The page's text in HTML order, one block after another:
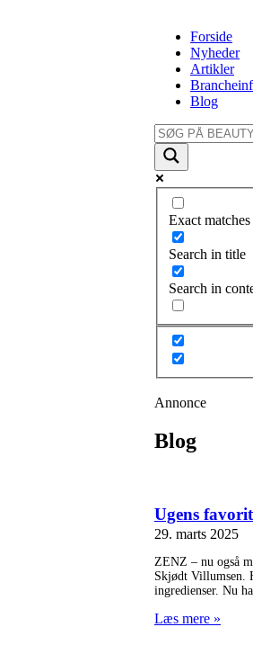
Forside
Nyheder
Artikler
Blog
Exact
Search in title
Search in
Annonce
Blog
Ugens favorit
29. marts 2025
ZENZ – nu også
Skjødt Villumsen.
ingredienser. Nu
Læs mere »